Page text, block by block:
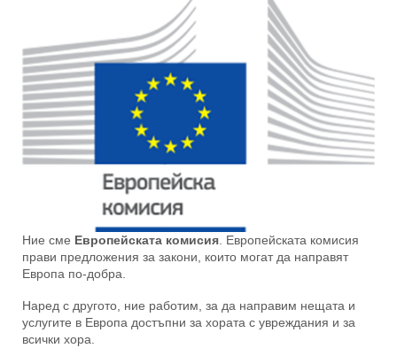
Ние сме Европейската комисия . Европейската комисия
прави предложения за закони, които могат да направят
Европа по-добра.
Наред с другото, ние работим, за да направим нещата и
услугите в Европа достъпни за хората с увреждания и за
всички хора.